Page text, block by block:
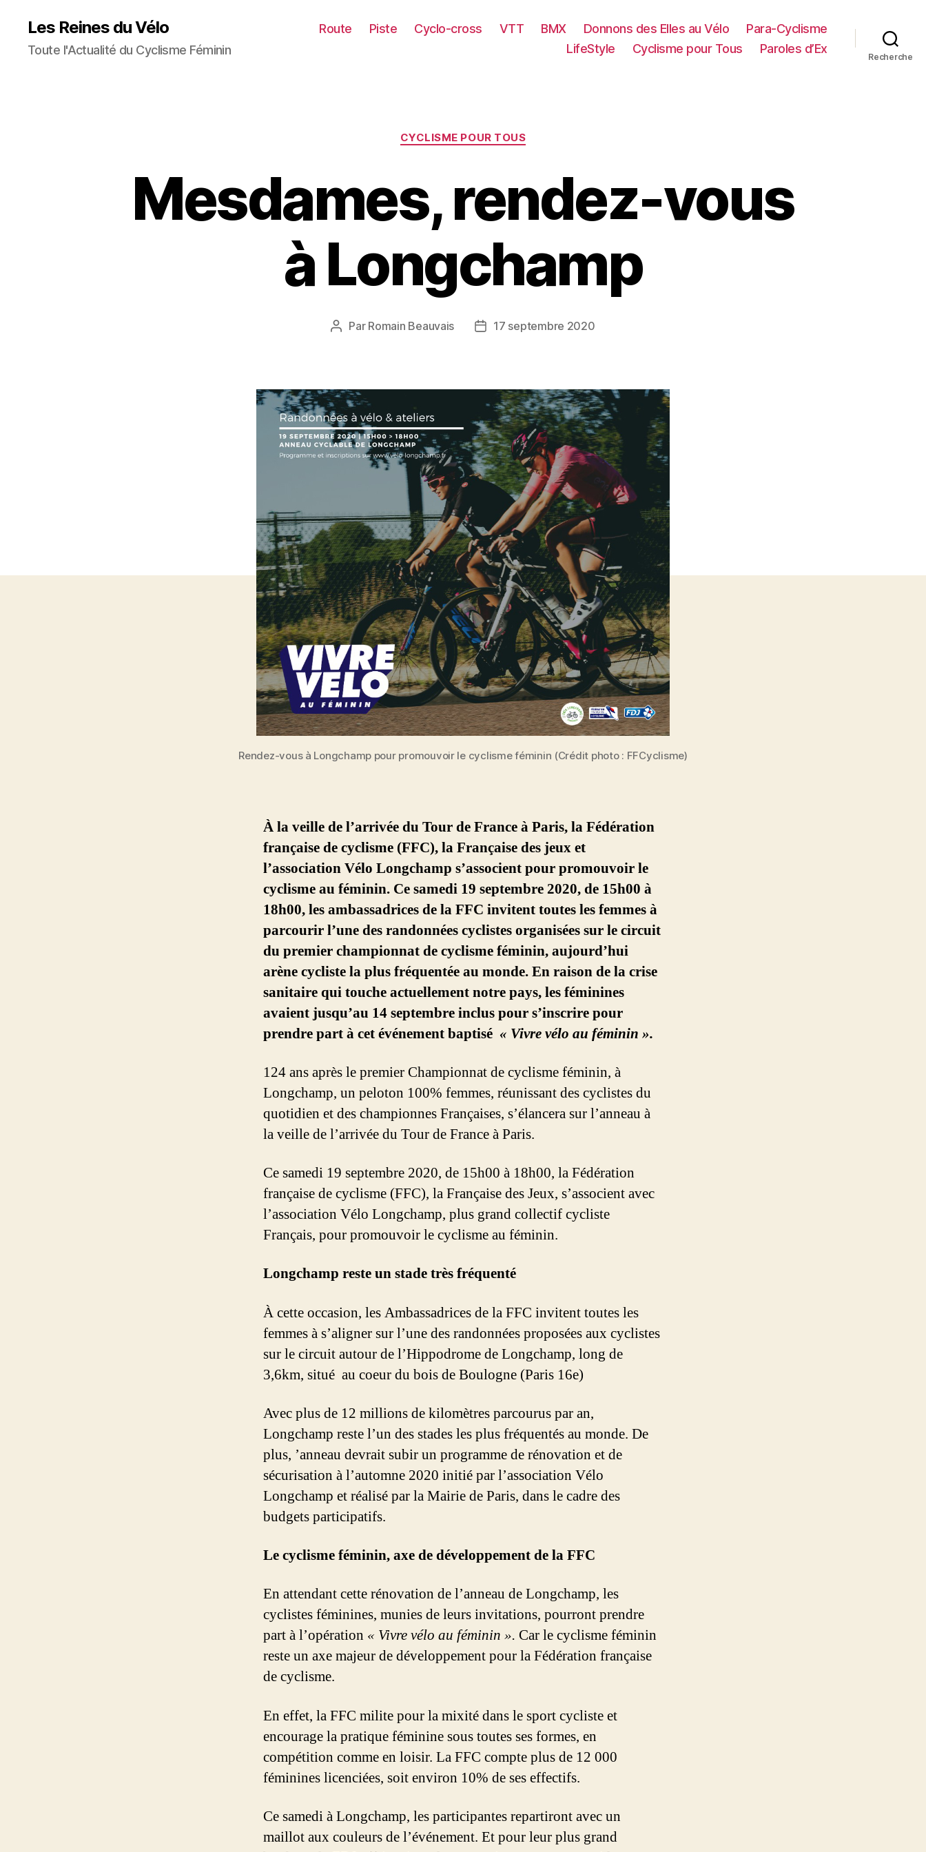
Les Reines du Vélo
Toute l'Actualité du Cyclisme Féminin
Route Piste Cyclo-cross VTT BMX Donnons des Elles au Vélo
Para-Cyclisme
LifeStyle
Cyclisme pour Tous Paroles d’Ex
Recherche
Catégories
CYCLISME POUR TOUS
Mesdames, rendez-vous
à Longchamp
Auteur
Par Romain Beauvais
Date17 septembre 2020
Rendez-vous à Longchamp pour promouvoir le cyclisme féminin (Crédit photo : FFCyclisme)
À la veille de l’arrivée du Tour de France à Paris, la Fédération
française de cyclisme (FFC), la Française des jeux et
l’association Vélo Longchamp s’associent pour promouvoir le
cyclisme au féminin. Ce samedi 19 septembre 2020, de 15h00 à
18h00, les ambassadrices de la FFC invitent toutes les femmes à
parcourir l’une des randonnées cyclistes organisées sur le circuit
du premier championnat de cyclisme féminin, aujourd’hui
arène cycliste la plus fréquentée au monde. En raison de la crise
sanitaire qui touche actuellement notre pays, les féminines
avaient jusqu’au 14 septembre inclus pour s’inscrire pour
prendre part à cet événement baptisé « Vivre vélo au féminin ».
124 ans après le premier Championnat de cyclisme féminin, à
Longchamp, un peloton 100% femmes, réunissant des cyclistes du
quotidien et des championnes Françaises, s’élancera sur l’anneau à
la veille de l’arrivée du Tour de France à Paris.
Ce samedi 19 septembre 2020, de 15h00 à 18h00, la Fédération
française de cyclisme (FFC), la Française des Jeux, s’associent avec
l’association Vélo Longchamp, plus grand collectif cycliste
Français, pour promouvoir le cyclisme au féminin.
Longchamp reste un stade très fréquenté
À cette occasion, les Ambassadrices de la FFC invitent toutes les
femmes à s’aligner sur l’une des randonnées proposées aux cyclistes
sur le circuit autour de l’Hippodrome de Longchamp, long de
3,6km, situé au coeur du bois de Boulogne (Paris 16e)
Avec plus de 12 millions de kilomètres parcourus par an,
Longchamp reste l’un des stades les plus fréquentés au monde. De
plus, ’anneau devrait subir un programme de rénovation et de
sécurisation à l’automne 2020 initié par l’association Vélo
Longchamp et réalisé par la Mairie de Paris, dans le cadre des
budgets participatifs.
Le cyclisme féminin, axe de développement de la FFC
En attendant cette rénovation de l’anneau de Longchamp, les
cyclistes féminines, munies de leurs invitations, pourront prendre
part à l’opération « Vivre vélo au féminin ». Car le cyclisme féminin
reste un axe majeur de développement pour la Fédération française
de cyclisme.
En effet, la FFC milite pour la mixité dans le sport cycliste et
encourage la pratique féminine sous toutes ses formes, en
compétition comme en loisir. La FFC compte plus de 12 000
féminines licenciées, soit environ 10% de ses effectifs.
Ce samedi à Longchamp, les participantes repartiront avec un
maillot aux couleurs de l’événement. Et pour leur plus grand